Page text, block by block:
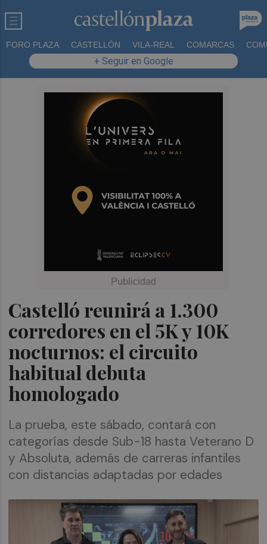
FORO PLAZA CASTELLÓN VILA-REAL COMARCAS
+ Seguir en Google
Castelló reunirá a 1.300
corredores en el 5K y 10K
nocturnos: el circuito
habitual debuta
homologado
La prueba, este sábado, contará con
categorías desde Sub-18 hasta Veterano D
y Absoluta, además de carreras infantiles
con distancias adaptadas por edades